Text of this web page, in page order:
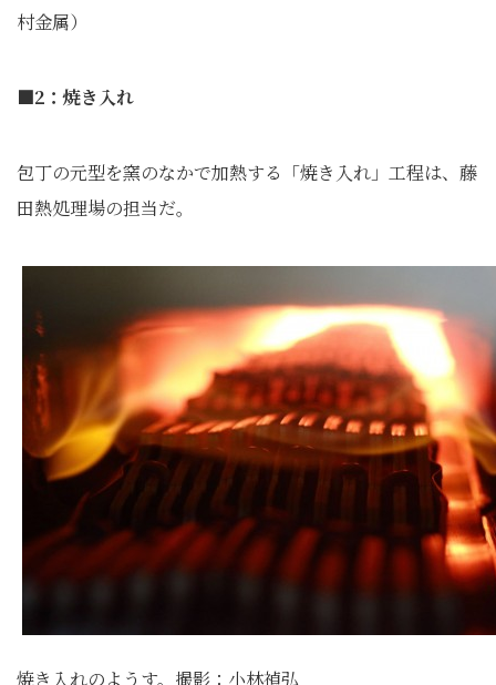
村金属）
■2：焼き入れ
包丁の元型を窯のなかで加熱する「焼き入れ」工程は、藤
田熱処理場の担当だ。
焼き入れのようす。撮影：小林禎弘